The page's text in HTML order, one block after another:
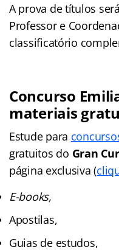
A prova de títulos
Professor e
classificatório
Concurso
materiais
Estude para
gratuitos do Gran
página exclusiva (
E-books,
Apostilas,
Guias de estudos,